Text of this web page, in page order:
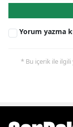
Yorum yazma
* Bu içerik ile ilgili